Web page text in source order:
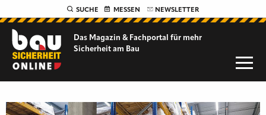
SUCHE MESSEN NEWSLETTER
Das Magazin & Fachportal für mehr
Sicherheit am Bau